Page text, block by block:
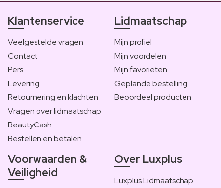
Klantenservice
Veelgestelde vragen
Contact
Pers
Levering
Retournering en klachten
Vragen over lidmaatschap
BeautyCash
Bestellen en betalen
Lidmaatschap
Mijn profiel
Mijn voordelen
Mijn favorieten
Geplande bestelling
Beoordeel producten
Voorwaarden &
Veiligheid
Over Luxplus
Luxplus Lidmaatschap